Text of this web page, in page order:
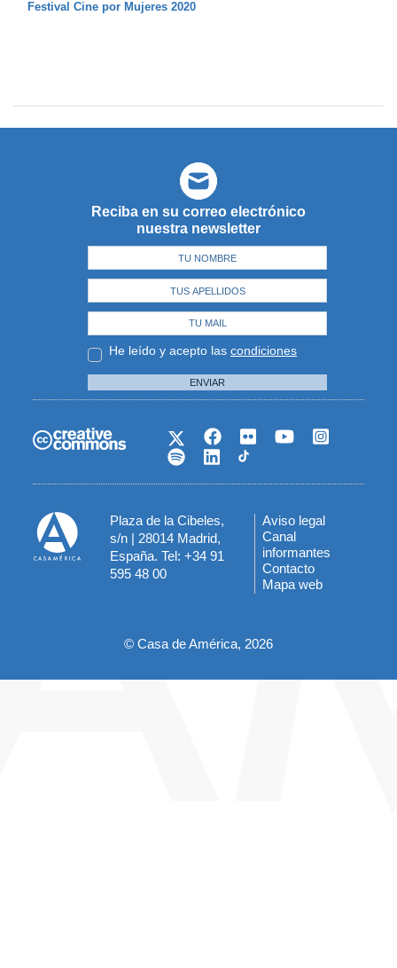
Festival Cine por Mujeres 2020
Reciba en su correo electrónico
nuestra newsletter
He leído y acepto las condiciones
ENVIAR
Plaza de la Cibeles,
s/n | 28014 Madrid,
España. Tel: +34 91
595 48 00
Menú
del
pie
Aviso legal
Canal
informantes
Contacto
Mapa web
© Casa de América, 2026